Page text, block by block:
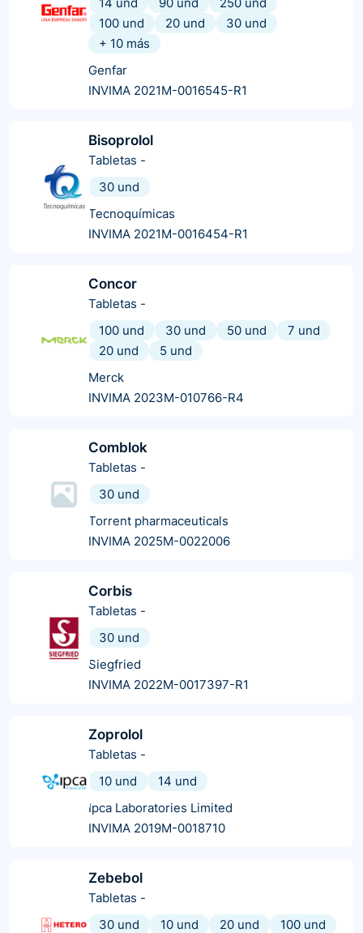
100 und
20 und
30 und
+ 10 más
Genfar
INVIMA 2021M-0016545-R1
Bisoprolol
Tabletas -
30 und
Tecnoquímicas
INVIMA 2021M-0016454-R1
Concor
Tabletas -
100 und
30 und 50 und
7 und
20 und
5 und
Merck
INVIMA 2023M-010766-R4
Comblok
Tabletas -
30 und
Torrent pharmaceuticals
INVIMA 2025M-0022006
Corbis
Tabletas -
30 und
Siegfried
INVIMA 2022M-0017397-R1
Zoprolol
Tabletas -
10 und
14 und
Ipca Laboratories Limited
INVIMA 2019M-0018710
Zebebol
Tabletas -
30 und
10 und 20 und
100 und